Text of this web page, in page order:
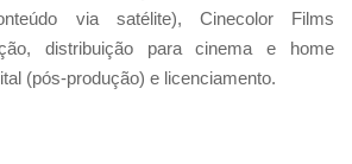
via satélite), Cinecolor Films
distribuição para cinema e home
(pós-produção) e licenciamento.